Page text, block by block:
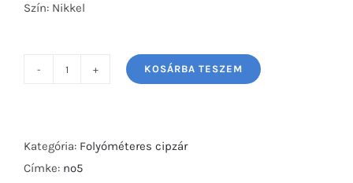
Szín: Nikkel
no5-
Műanyag
KOSÁRBA TESZEM
Kategória: Folyóméteres cipzár
Címke: no5